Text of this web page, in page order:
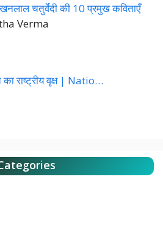
चतुर्वेदी की 10 प्रमुख कविताएँ
Verma
का राष्ट्रीय वृक्ष | Natio…